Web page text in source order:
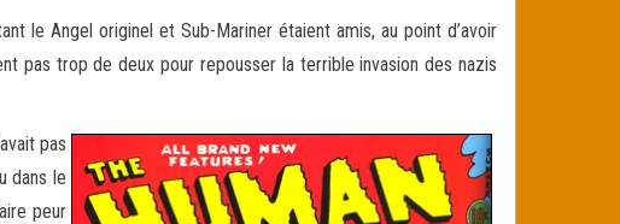
le Angel originel et Sub-Mariner étaient amis, au point d’avoir
pas trop de deux pour repousser la terrible invasion des nazis
pas
dans le
peur